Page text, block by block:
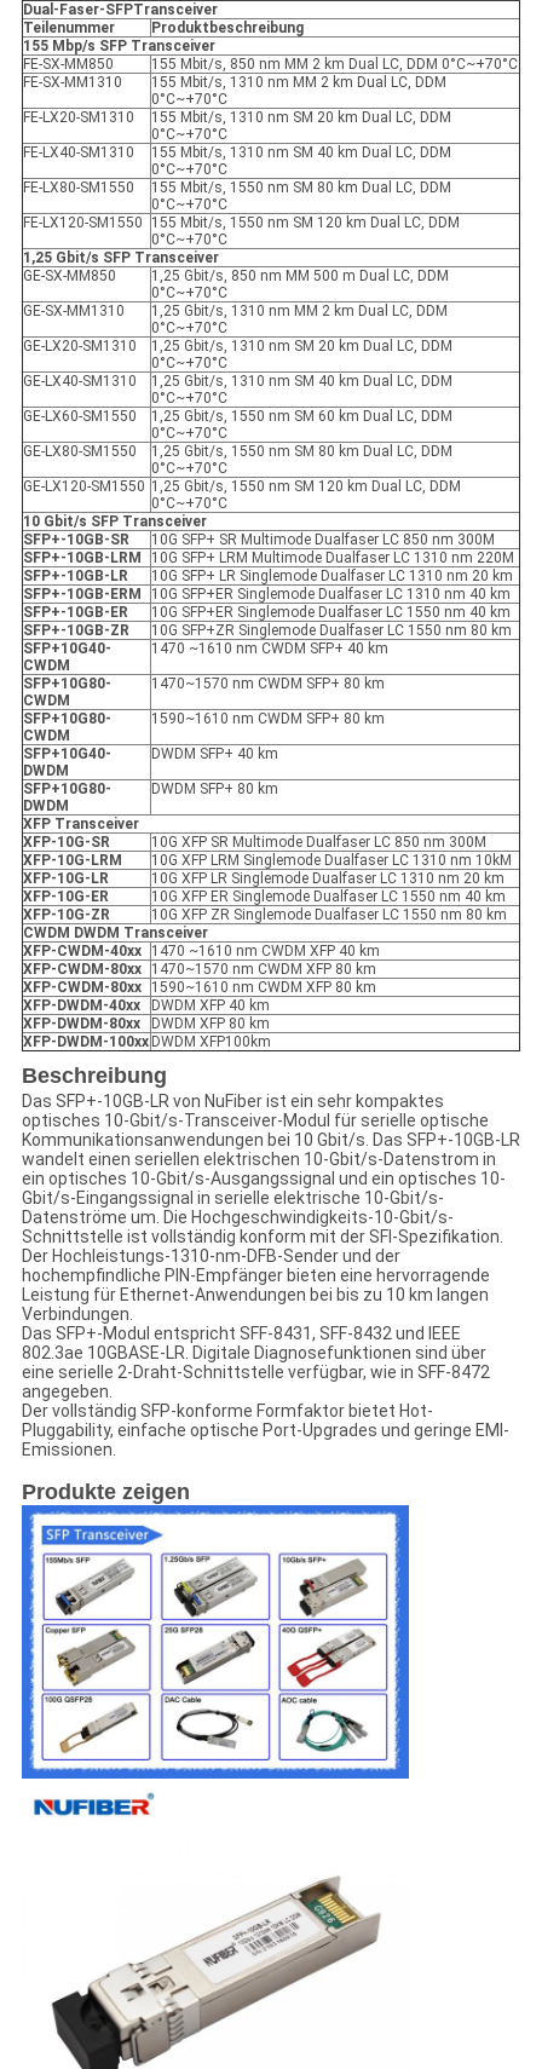
Dual-Faser-SFPTransceiver
Teilenummer
Produktbeschreibung
155 Mbp/s SFP Transceiver
FE-SX-MM850
155 Mbit/s, 850 nm MM 2 km Dual LC, DDM 0°C~+70°C
FE-SX-MM1310
155 Mbit/s, 1310 nm MM 2 km Dual LC, DDM
0°C~+70°C
FE-LX20-SM1310
155 Mbit/s, 1310 nm SM 20 km Dual LC, DDM
0°C~+70°C
FE-LX40-SM1310
155 Mbit/s, 1310 nm SM 40 km Dual LC, DDM
0°C~+70°C
FE-LX80-SM1550
155 Mbit/s, 1550 nm SM 80 km Dual LC, DDM
0°C~+70°C
FE-LX120-SM1550
155 Mbit/s, 1550 nm SM 120 km Dual LC, DDM
0°C~+70°C
1,25 Gbit/s SFP Transceiver
GE-SX-MM850
1,25 Gbit/s, 850 nm MM 500 m Dual LC, DDM
0°C~+70°C
GE-SX-MM1310
1,25 Gbit/s, 1310 nm MM 2 km Dual LC, DDM
0°C~+70°C
GE-LX20-SM1310
1,25 Gbit/s, 1310 nm SM 20 km Dual LC, DDM
0°C~+70°C
GE-LX40-SM1310
1,25 Gbit/s, 1310 nm SM 40 km Dual LC, DDM
0°C~+70°C
GE-LX60-SM1550
1,25 Gbit/s, 1550 nm SM 60 km Dual LC, DDM
0°C~+70°C
GE-LX80-SM1550
1,25 Gbit/s, 1550 nm SM 80 km Dual LC, DDM
0°C~+70°C
GE-LX120-SM1550 1,25 Gbit/s, 1550 nm SM 120 km Dual LC, DDM
0°C~+70°C
10 Gbit/s SFP Transceiver
SFP+-10GB-SR
10G SFP+ SR Multimode Dualfaser LC 850 nm 300M
SFP+-10GB-LRM
10G SFP+ LRM Multimode Dualfaser LC 1310 nm 220M
SFP+-10GB-LR
10G SFP+ LR Singlemode Dualfaser LC 1310 nm 20 km
SFP+-10GB-ER M
10G SFP+ER Singlemode Dualfaser LC 1310 nm 40 km
SFP+-10GB-ER
10G SFP+ER Singlemode Dualfaser LC 1550 nm 40 km
SFP+-10GB-ZR
10G SFP+ZR Singlemode Dualfaser LC 1550 nm 80 km
SFP+10G40-
CWDM
1470 ~1610 nm CWDM SFP+ 40 km
SFP+10G80-
CWDM
1470~1570 nm CWDM SFP+ 80 km
SFP+10G80-
CWDM
1590~1610 nm CWDM SFP+ 80 km
SFP+10G40-
DWDM
DWDM SFP+ 40 km
SFP+10G80-
DWDM
DWDM SFP+ 80 km
XFP Transceiver
XFP-10G-SR
10G XFP SR Multimode Dualfaser LC 850 nm 300M
XFP-10G-LRM
10G XFP LRM Singlemode Dualfaser LC 1310 nm 10kM
XFP-10G-LR
10G XFP LR Singlemode Dualfaser LC 1310 nm 20 km
XFP-10G-ER
10G XFP ER Singlemode Dualfaser LC 1550 nm 40 km
XFP-10G-ZR
10G XFP ZR Singlemode Dualfaser LC 1550 nm 80 km
CWDM DWDM Transceiver
XFP-CWDM-40xx
1470 ~1610 nm CWDM XFP 40 km
XFP-CWDM-80xx
1470~1570 nm CWDM XFP 80 km
XFP-CWDM-80xx
1590~1610 nm CWDM XFP 80 km
XFP- DWDM-40xx
DWDM XFP 40 km
XFP- DWDM-80xx
DWDM XFP 80 km
XFP- DWDM-100xx DWDM XFP100km
Beschreibung
Das SFP+-10GB-LR von NuFiber ist ein sehr kompaktes
optisches 10-Gbit/s-Transceiver-Modul für serielle optische
Kommunikationsanwendungen bei 10 Gbit/s. Das SFP+-10GB-LR
wandelt einen seriellen elektrischen 10-Gbit/s-Datenstrom in
ein optisches 10-Gbit/s-Ausgangssignal und ein optisches 10-
Gbit/s-Eingangssignal in serielle elektrische 10-Gbit/s-
Datenströme um. Die Hochgeschwindigkeits-10-Gbit/s-
Schnittstelle ist vollständig konform mit der SFI-Spezifikation.
Der Hochleistungs-1310-nm-DFB-Sender und der
hochempfindliche PIN-Empfänger bieten eine hervorragende
Leistung für Ethernet-Anwendungen bei bis zu 10 km langen
Verbindungen.
Das SFP+-Modul entspricht SFF-8431, SFF-8432 und IEEE
802.3ae 10GBASE-LR. Digitale Diagnosefunktionen sind über
eine serielle 2-Draht-Schnittstelle verfügbar, wie in SFF-8472
angegeben.
Der vollständig SFP-konforme Formfaktor bietet Hot-
Pluggability, einfache optische Port-Upgrades und geringe EMI-
Emissionen.
Produkte zeigen